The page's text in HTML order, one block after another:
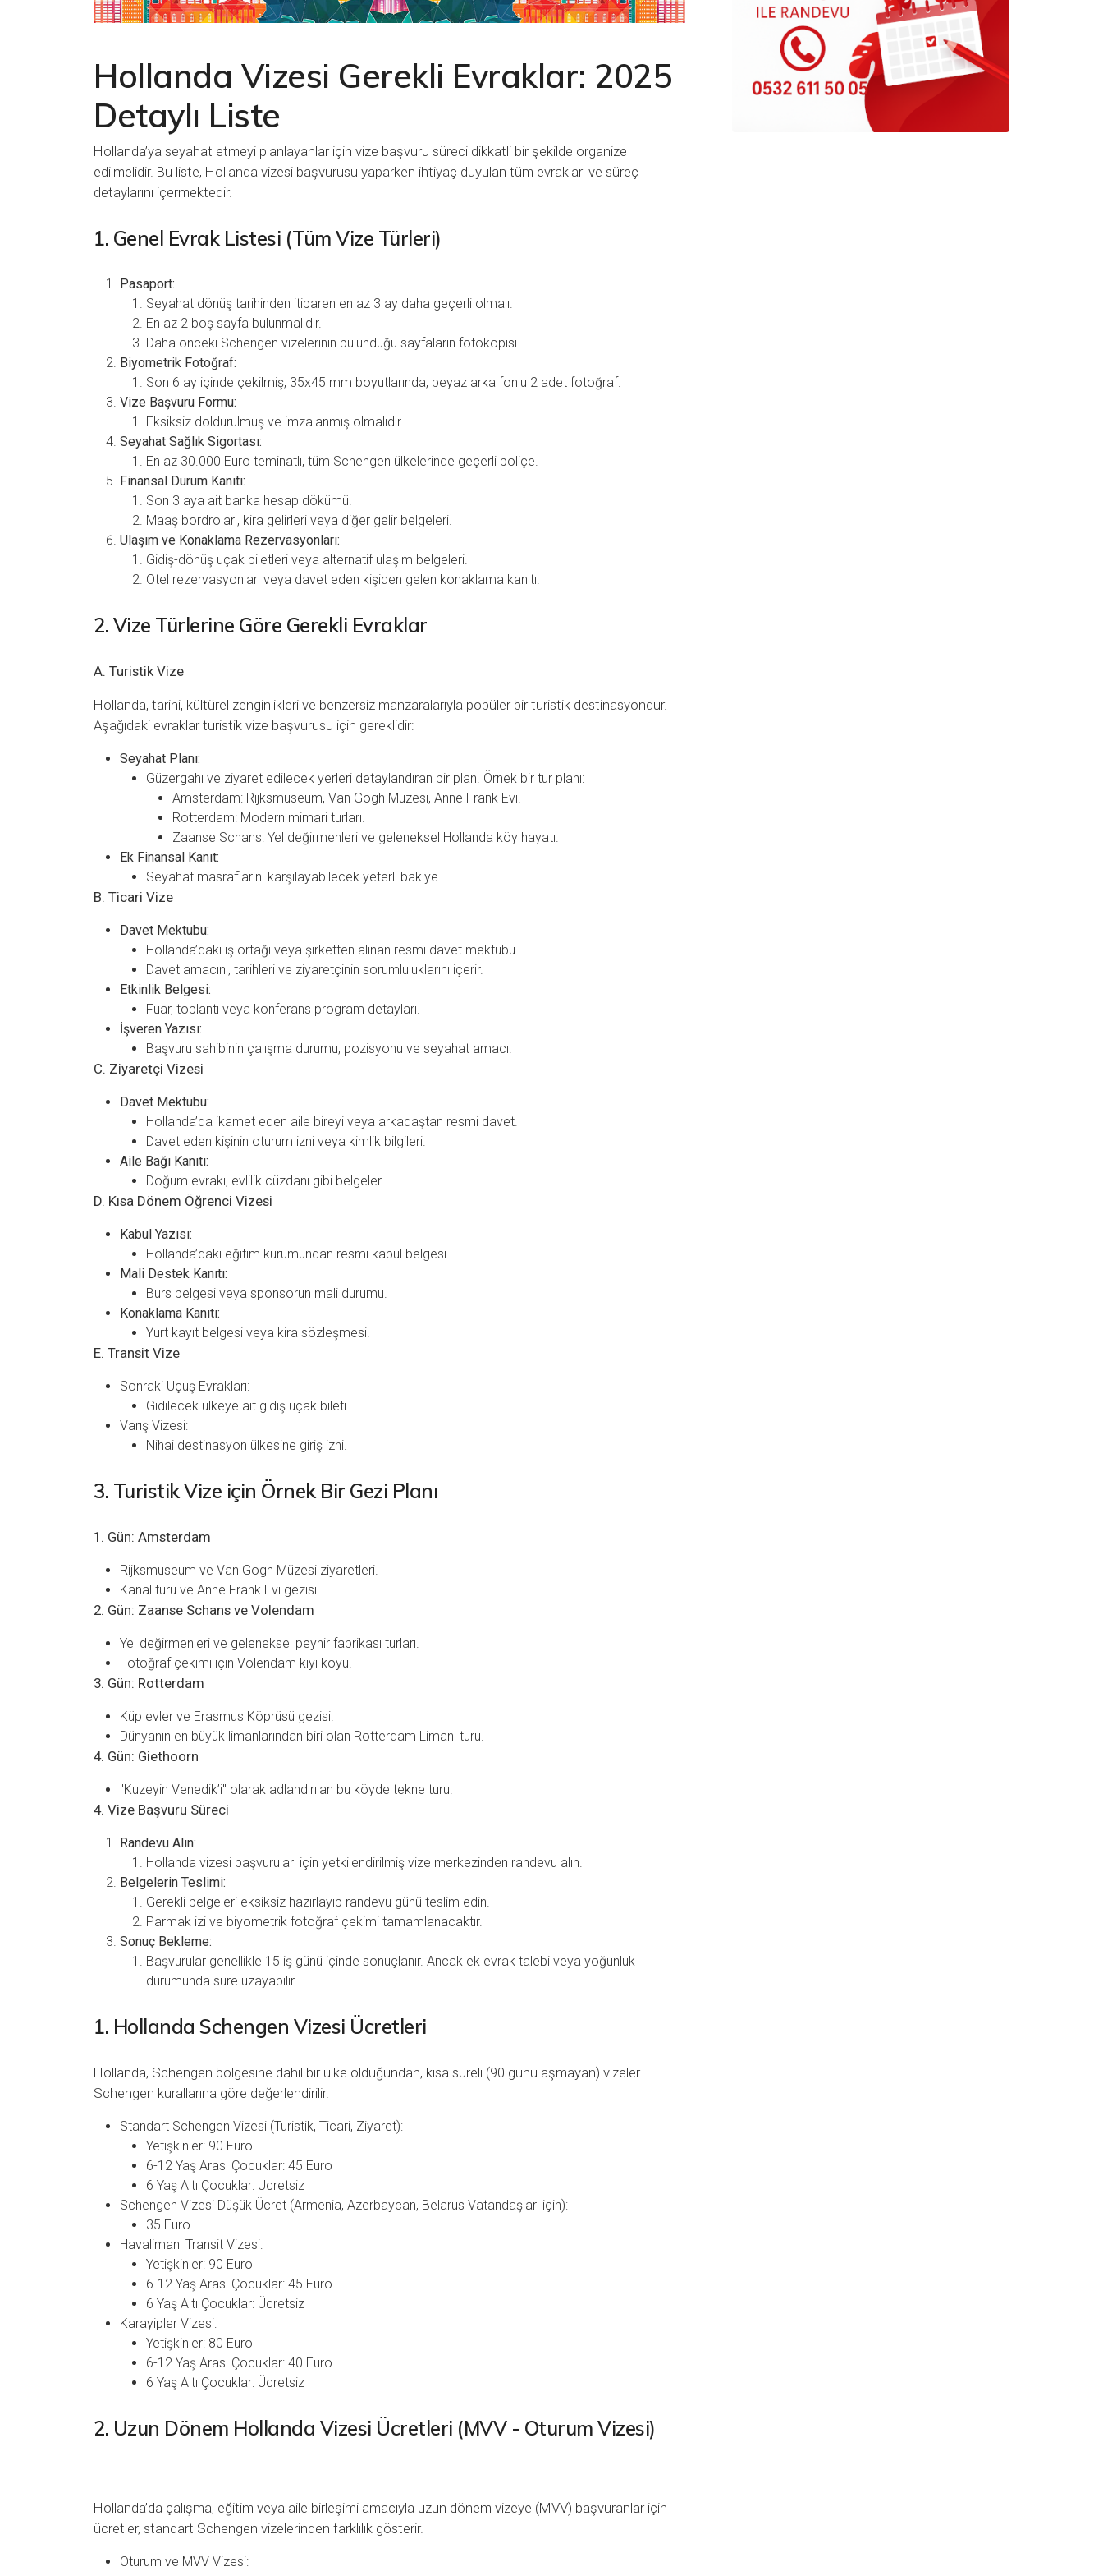
Hollanda Vizesi Gerekli Evraklar: 2025
Detaylı Liste
Hollanda’ya seyahat etmeyi planlayanlar için vize başvuru süreci dikkatli bir şekilde organize
edilmelidir. Bu liste, Hollanda vizesi başvurusu yaparken ihtiyaç duyulan tüm evrakları ve süreç
detaylarını içermektedir.
1. Genel Evrak Listesi (Tüm Vize Türleri)
Pasaport:
Seyahat dönüş tarihinden itibaren en az 3 ay daha geçerli olmalı.
En az 2 boş sayfa bulunmalıdır.
Daha önceki Schengen vizelerinin bulunduğu sayfaların fotokopisi.
Biyometrik Fotoğraf:
Son 6 ay içinde çekilmiş, 35x45 mm boyutlarında, beyaz arka fonlu 2 adet fotoğraf.
Vize Başvuru Formu:
Eksiksiz doldurulmuş ve imzalanmış olmalıdır.
Seyahat Sağlık Sigortası:
En az 30.000 Euro teminatlı, tüm Schengen ülkelerinde geçerli poliçe.
Finansal Durum Kanıtı:
Son 3 aya ait banka hesap dökümü.
Maaş bordroları, kira gelirleri veya diğer gelir belgeleri.
Ulaşım ve Konaklama Rezervasyonları:
Gidiş-dönüş uçak biletleri veya alternatif ulaşım belgeleri.
Otel rezervasyonları veya davet eden kişiden gelen konaklama kanıtı.
2. Vize Türlerine Göre Gerekli Evraklar
A. Turistik Vize
Hollanda, tarihi, kültürel zenginlikleri ve benzersiz manzaralarıyla popüler bir turistik destinasyondur.
Aşağıdaki evraklar turistik vize başvurusu için gereklidir:
Seyahat Planı:
Güzergahı ve ziyaret edilecek yerleri detaylandıran bir plan. Örnek bir tur planı:
Amsterdam: Rijksmuseum, Van Gogh Müzesi, Anne Frank Evi.
Rotterdam: Modern mimari turları.
Zaanse Schans: Yel değirmenleri ve geleneksel Hollanda köy hayatı.
Ek Finansal Kanıt:
Seyahat masraflarını karşılayabilecek yeterli bakiye.
B. Ticari Vize
Davet Mektubu:
Hollanda’daki iş ortağı veya şirketten alınan resmi davet mektubu.
Davet amacını, tarihleri ve ziyaretçinin sorumluluklarını içerir.
Etkinlik Belgesi:
Fuar, toplantı veya konferans program detayları.
İşveren Yazısı:
Başvuru sahibinin çalışma durumu, pozisyonu ve seyahat amacı.
C. Ziyaretçi Vizesi
Davet Mektubu:
Hollanda’da ikamet eden aile bireyi veya arkadaştan resmi davet.
Davet eden kişinin oturum izni veya kimlik bilgileri.
Aile Bağı Kanıtı:
Doğum evrakı, evlilik cüzdanı gibi belgeler.
D. Kısa Dönem Öğrenci Vizesi
Kabul Yazısı:
Hollanda’daki eğitim kurumundan resmi kabul belgesi.
Mali Destek Kanıtı:
Burs belgesi veya sponsorun mali durumu.
Konaklama Kanıtı:
Yurt kayıt belgesi veya kira sözleşmesi.
E. Transit Vize
Sonraki Uçuş Evrakları:
Gidilecek ülkeye ait gidiş uçak bileti.
Varış Vizesi:
Nihai destinasyon ülkesine giriş izni.
3. Turistik Vize için Örnek Bir Gezi Planı
1. Gün: Amsterdam
Rijksmuseum ve Van Gogh Müzesi ziyaretleri.
Kanal turu ve Anne Frank Evi gezisi.
2. Gün: Zaanse Schans ve Volendam
Yel değirmenleri ve geleneksel peynir fabrikası turları.
Fotoğraf çekimi için Volendam kıyı köyü.
3. Gün: Rotterdam
Küp evler ve Erasmus Köprüsü gezisi.
Dünyanın en büyük limanlarından biri olan Rotterdam Limanı turu.
4. Gün: Giethoorn
"Kuzeyin Venedik’i" olarak adlandırılan bu köyde tekne turu.
4. Vize Başvuru Süreci
Randevu Alın:
Hollanda vizesi başvuruları için yetkilendirilmiş vize merkezinden randevu alın.
Belgelerin Teslimi:
Gerekli belgeleri eksiksiz hazırlayıp randevu günü teslim edin.
Parmak izi ve biyometrik fotoğraf çekimi tamamlanacaktır.
Sonuç Bekleme:
Başvurular genellikle 15 iş günü içinde sonuçlanır. Ancak ek evrak talebi veya yoğunluk
durumunda süre uzayabilir.
1. Hollanda Schengen Vizesi Ücretleri
Hollanda, Schengen bölgesine dahil bir ülke olduğundan, kısa süreli (90 günü aşmayan) vizeler
Schengen kurallarına göre değerlendirilir.
Standart Schengen Vizesi (Turistik, Ticari, Ziyaret):
Yetişkinler: 90 Euro
6-12 Yaş Arası Çocuklar: 45 Euro
6 Yaş Altı Çocuklar: Ücretsiz
Schengen Vizesi Düşük Ücret (Armenia, Azerbaycan, Belarus Vatandaşları için):
35 Euro
Havalimanı Transit Vizesi:
Yetişkinler: 90 Euro
6-12 Yaş Arası Çocuklar: 45 Euro
6 Yaş Altı Çocuklar: Ücretsiz
Karayipler Vizesi:
Yetişkinler: 80 Euro
6-12 Yaş Arası Çocuklar: 40 Euro
6 Yaş Altı Çocuklar: Ücretsiz
2. Uzun Dönem Hollanda Vizesi Ücretleri (MVV - Oturum Vizesi)
Hollanda’da çalışma, eğitim veya aile birleşimi amacıyla uzun dönem vizeye (MVV) başvuranlar için
ücretler, standart Schengen vizelerinden farklılık gösterir.
Oturum ve MVV Vizesi: